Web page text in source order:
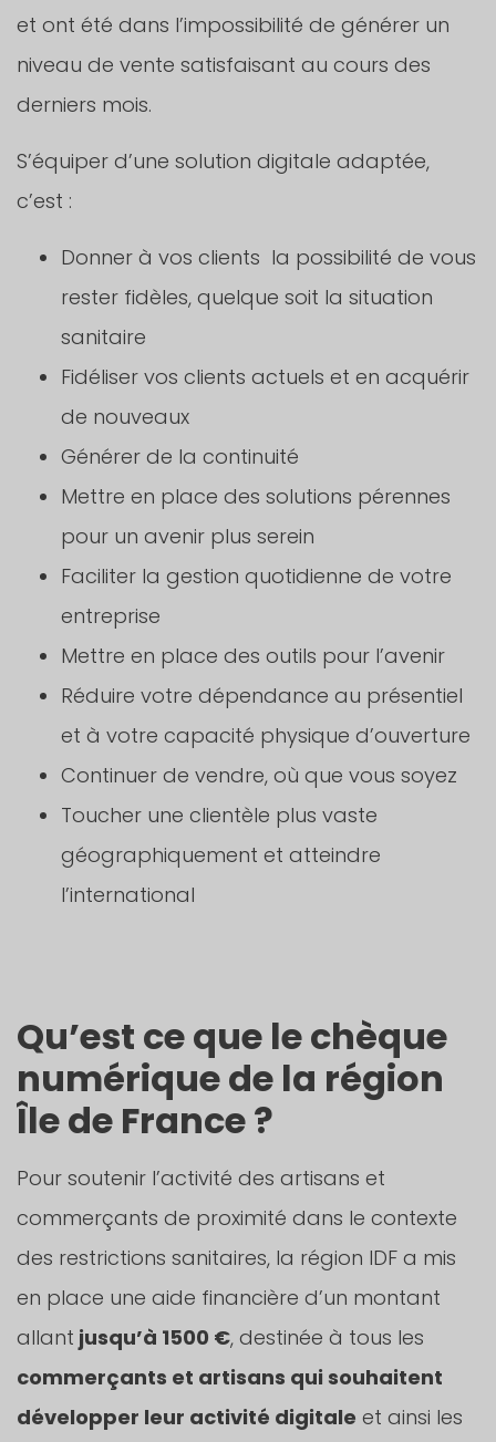
et ont été dans l’impossibilité de générer un
niveau de vente satisfaisant au cours des
derniers mois.
S’équiper d’une solution digitale adaptée,
c’est :
Donner à vos clients la possibilité de vous
rester fidèles, quelque soit la situation
sanitaire
Fidéliser vos clients actuels et en acquérir
de nouveaux
Générer de la continuité
Mettre en place des solutions pérennes
pour un avenir plus serein
Faciliter la gestion quotidienne de votre
entreprise
Mettre en place des outils pour l’avenir
Réduire votre dépendance au présentiel
et à votre capacité physique d’ouverture
Continuer de vendre, où que vous soyez
Toucher une clientèle plus vaste
géographiquement et atteindre
l’international
Qu’est ce que le chèque
numérique de la région
Île de France ?
Pour soutenir l’activité des artisans et
commerçants de proximité dans le contexte
des restrictions sanitaires, la région IDF a mis
en place une aide financière d’un montant
allant jusqu’à 1500 €, destinée à tous les
commerçants et artisans qui souhaitent
développer leur activité digitale et ainsi les